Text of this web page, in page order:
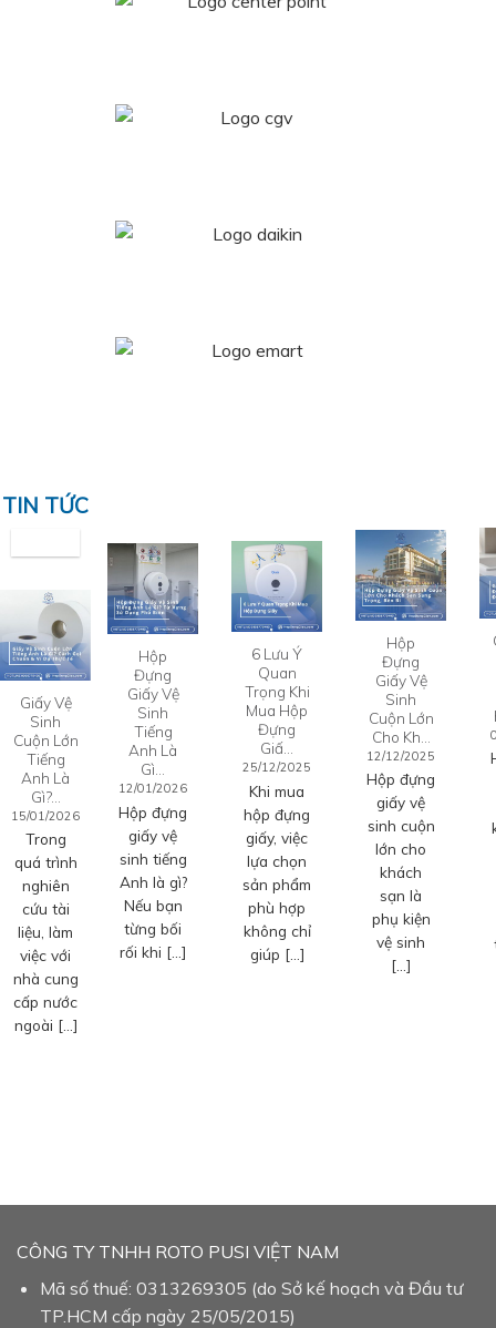
TIN TỨC
Giấy Vệ
Sinh
Cuộn Lớn
Tiếng
Anh Là
Gì?…
15/01/2026
Trong
quá trình
nghiên
cứu tài
liệu, làm
việc với
nhà cung
cấp nước
ngoài […]
Hộp
Đựng
Giấy Vệ
Sinh
Tiếng
Anh Là
Gì…
12/01/2026
Hộp đựng
giấy vệ
sinh tiếng
Anh là gì?
Nếu bạn
từng bối
rối khi […]
6 Lưu Ý
Quan
Trọng Khi
Mua Hộp
Đựng
Giấ…
25/12/2025
Khi mua
hộp đựng
giấy, việc
lựa chọn
sản phẩm
phù hợp
không chỉ
giúp […]
Hộp
Đựng
Giấy Vệ
Sinh
Cuộn Lớn
Cho Kh…
12/12/2025
Hộp đựng
giấy vệ
sinh cuộn
lớn cho
khách
sạn là
phụ kiện
vệ sinh
[…]
CÔNG TY TNHH ROTO PUSI VIỆT NAM
Mã số thuế: 0313269305 (do Sở kế hoạch và Đầu tư
TP.HCM cấp ngày 25/05/2015)